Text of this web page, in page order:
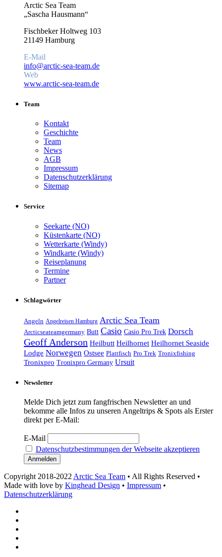
Arctic Sea Team
„Sascha Hausmann“
Fischbeker Holtweg 103
21149 Hamburg
E-Mail
info@arctic-sea-team.de
Web
www.arctic-sea-team.de
Team
Kontakt
Geschichte
Team
News
AGB
Impressum
Datenschutzerklärung
Sitemap
Service
Seekarte (NO)
Küstenkarte (NO)
Wetterkarte (Windy)
Windkarte (Windy)
Reiseplanung
Termine
Partner
Schlagwörter
Angeln Angelreisen Hamburg Arctic Sea Team
Arcticseateamgermany Butt Casio Casio Pro Trek Dorsch
Geoff Anderson Heilbutt Heilhornet Heilhornet Seaside
Lodge Norwegen Ostsee Plattfisch Pro Trek Tronixfishing
Tronixpro Tronixpro Germany Ursuit
Newsletter
Melde Dich jetzt zum fangfrischen Newsletter an und
bekomme alle Infos zu unseren Angeltrips & Spots als Erster
direkt per E-Mail:
E-Mail
Datenschutzbestimmungen der Webseite akzeptieren
Copyright 2018-2022 Arctic Sea Team • All Rights Reserved •
Made with love by Kinghead Design • Impressum •
Datenschutzerklärung